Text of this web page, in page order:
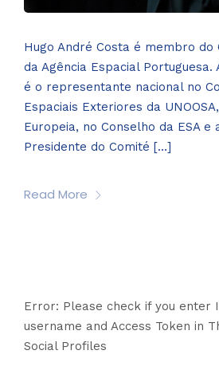
Hugo André Costa é membro do
da Agência Espacial Portuguesa.
é o representante nacional no
Espaciais Exteriores da
Europeia, no Conselho da ESA e
Presidente do Comité […]
Read More
Error: Please check if you enter
username and Access Token in
Social Profiles